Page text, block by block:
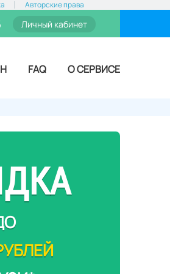
Авторские права
Личный кабинет
FAQ О СЕРВИСЕ